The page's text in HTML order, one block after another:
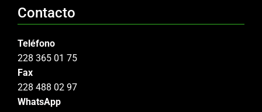
Contacto
Teléfono
228 365 01 75
Fax
228 488 02 97
WhatsApp